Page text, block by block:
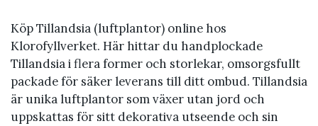
Köp Tillandsia (luftplantor) online hos
Klorofyllverket. Här hittar du handplockade
Tillandsia i flera former och storlekar, omsorgsfullt
packade för säker leverans till ditt ombud. Tillandsia
är unika luftplantor som växer utan jord och
uppskattas för sitt dekorativa utseende och sin